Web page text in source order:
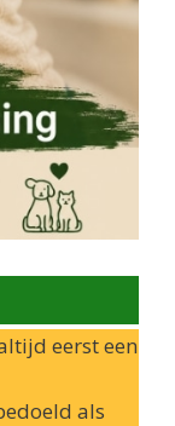
eerst een
als